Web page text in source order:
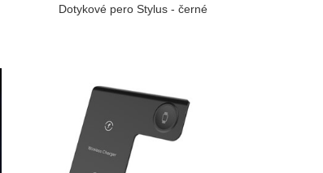
Dotykové pero Stylus - černé